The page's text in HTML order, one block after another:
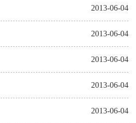
2013-06-04
2013-06-04
2013-06-04
2013-06-04
2013-06-04